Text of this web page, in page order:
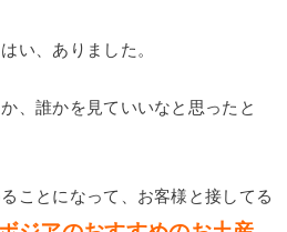
い、ありました。
、誰かを見ていいなと思ったと
ことになって、お客様と接してる